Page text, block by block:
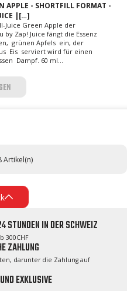
APPLE - SHORTFILL FORMAT -
|[…]
Juice Green Apple der
by Zap! Juice fängt die Essenz
grünen Apfels ein, der
Eis serviert wird für einen
Dampf. 60 ml...
Artikel(n)
STUNDEN IN DER SCHWEIZ
300CHF
ZAHLUNG
darunter die Zahlung auf
EXKLUSIVE